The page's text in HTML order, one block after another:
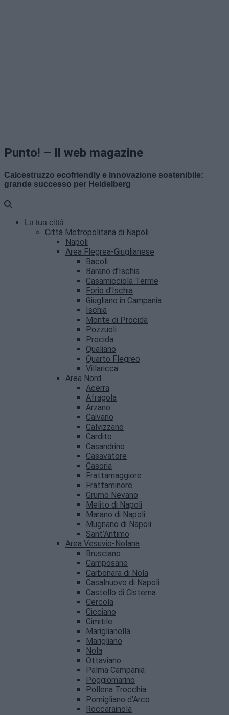
Punto! – Il web magazine
Calcestruzzo ecofriendly e innovazione sostenibile:
grande successo per Heidelberg
La tua città
Città Metropolitana di Napoli
Napoli
Area Flegrea-Giuglianese
Bacoli
Barano d’Ischia
Casamicciola Terme
Forio d’Ischia
Giugliano in Campania
Ischia
Monte di Procida
Pozzuoli
Procida
Qualiano
Quarto Flegreo
Villaricca
Area Nord
Acerra
Afragola
Arzano
Caivano
Calvizzano
Cardito
Casandrino
Casavatore
Casoria
Frattamaggiore
Frattaminore
Grumo Nevano
Melito di Napoli
Marano di Napoli
Mugnano di Napoli
Sant’Antimo
Area Vesuvio-Nolana
Brusciano
Camposano
Carbonara di Nola
Casalnuovo di Napoli
Castello di Cisterna
Cercola
Cicciano
Cimitile
Mariglianella
Marigliano
Nola
Ottaviano
Palma Campania
Poggiomarino
Pollena Trocchia
Pomigliano d’Arco
Roccarainola